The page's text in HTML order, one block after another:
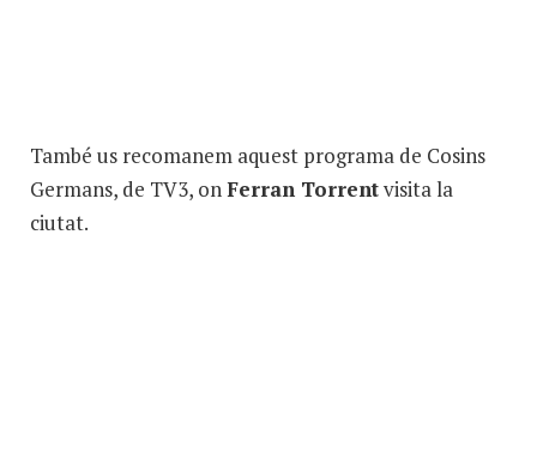
També us recomanem aquest programa de Cosins
Germans, de TV3, onFerran Torrentvisita la
ciutat.